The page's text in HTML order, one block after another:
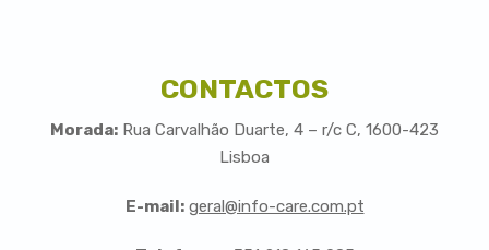
CONTACTOS
Morada: Rua Carvalhão Duarte, 4 – r/c C, 1600-423
Lisboa
E-mail: geral@info-care.com.pt